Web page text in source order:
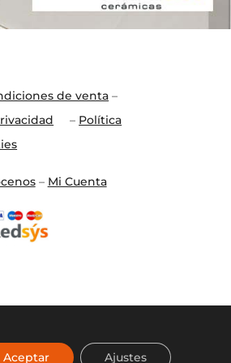
de venta –
– Política
– Mi Cuenta
Aceptar Ajustes